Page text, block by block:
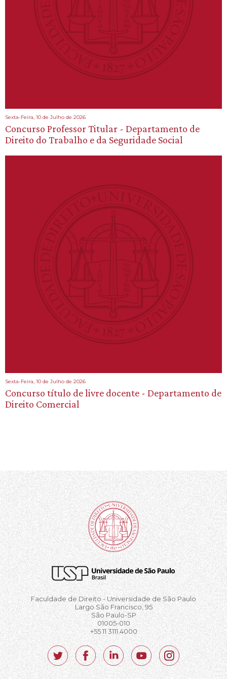
Sexta-Feira, 10 de Julho de 2026
Concurso Professor Titular - Departamento de
Direito do Trabalho e da Seguridade Social
Sexta-Feira, 10 de Julho de 2026
Concurso título de livre docente - Departamento de
Direito Comercial
Faculdade de Direito - Universidade de São Paulo
Largo São Francisco, 95
São Paulo-SP
01005-010
+55 11 3111.4000